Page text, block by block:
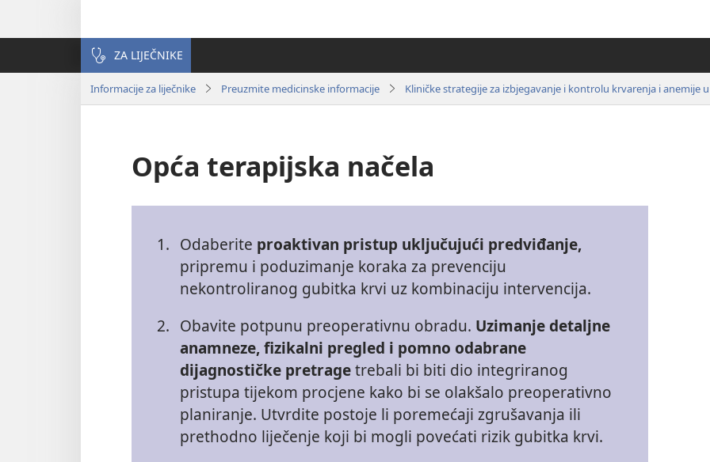
ZA LIJEČNIKE
Informacije za liječnike Preuzmite medicinske informacije
Opća terapijska načela
1. Odaberite proaktivan pristup uključujući predviđanje,
pripremu i poduzimanje koraka za prevenciju
nekontroliranog gubitka krvi uz kombinaciju intervencija.
2. Obavite potpunu preoperativnu obradu. Uzimanje detaljne
anamneze, fizikalni pregled i pomno odabrane
dijagnostičke pretragetrebali bi biti dio integriranog
pristupa tijekom procjene kako bi se olakšalo preoperativno
planiranje. Utvrdite postoje li poremećaji zgrušavanja ili
prethodno liječenje koji bi mogli povećati rizik gubitka krvi.